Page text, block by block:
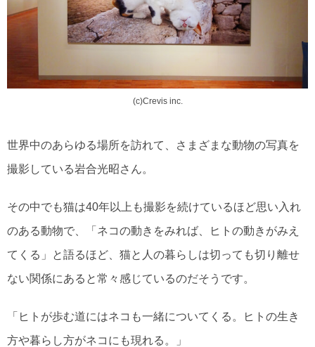
(c)Crevis inc.
世界中のあらゆる場所を訪れて、さまざまな動物の写真を
撮影している岩合光昭さん。
その中でも猫は40年以上も撮影を続けているほど思い入れ
のある動物で、「ネコの動きをみれば、ヒトの動きがみえ
てくる」と語るほど、猫と人の暮らしは切っても切り離せ
ない関係にあると常々感じているのだそうです。
「ヒトが歩む道にはネコも一緒についてくる。ヒトの生き
方や暮らし方がネコにも現れる。」